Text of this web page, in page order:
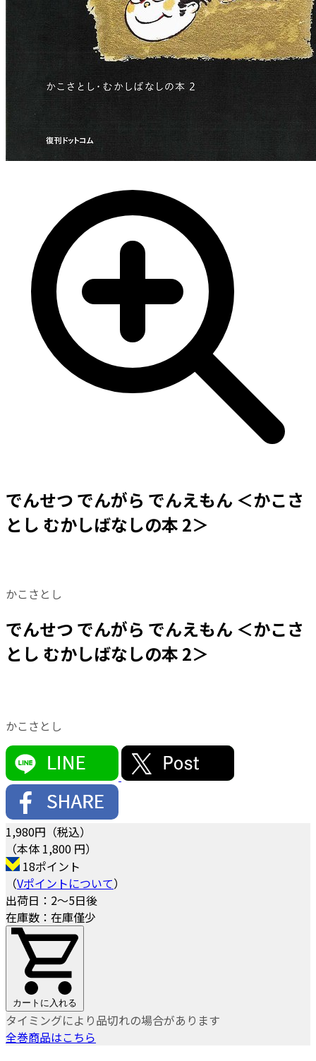
でんせつ でんがら でんえもん ＜かこさ
とし むかしばなしの本 2＞
かこさとし
でんせつ でんがら でんえもん ＜かこさ
とし むかしばなしの本 2＞
かこさとし
1,980円（税込）
（本体 1,800 円）
18ポイント
（Vポイントについて）
出荷日：2～5日後
在庫数：在庫僅少
カートに入れる
タイミングにより品切れの場合があります
全巻商品はこちら